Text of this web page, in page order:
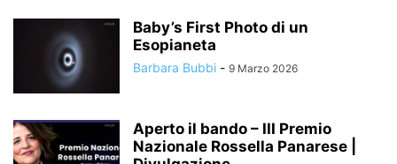
Baby’s First Photo di un
Esopianeta
Barbara Bubbi - 9 Marzo 2026
Aperto il bando – III Premio
Nazionale Rossella Panarese |